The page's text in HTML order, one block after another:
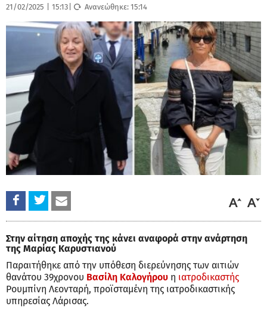
21/02/2025 15:13 Ανανεώθηκε:15:14
Στην αίτηση αποχής της κάνει αναφορά στην ανάρτηση
της Μαρίας Καρυστιανού
Παραιτήθηκε από την υπόθεση διερεύνησης των αιτιών
θανάτου 39χρονου Βασίλη Καλογήρου η ιατροδικαστής
Ρουμπίνη Λεονταρή, προϊσταμένη της ιατροδικαστικής
υπηρεσίας Λάρισας.